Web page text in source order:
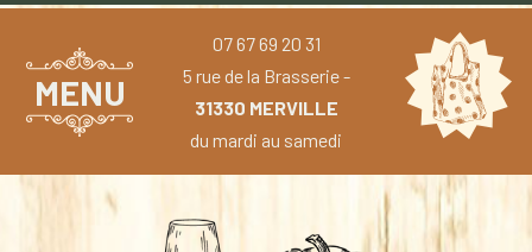
MENU
07 67 69 20 31
5 rue de la Brasserie -
31330 MERVILLE
du mardi au samedi